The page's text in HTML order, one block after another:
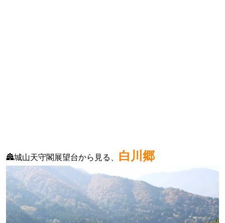
🏯城山天守閣展望台から見る、 白川郷